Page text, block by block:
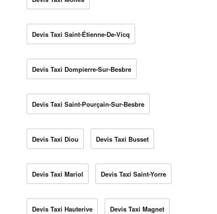
Devis Taxi Saint-Étienne-De-Vicq
Devis Taxi Dompierre-Sur-Besbre
Devis Taxi Saint-Pourçain-Sur-Besbre
Devis Taxi Diou Devis Taxi Busset
Devis Taxi Mariol Devis Taxi Saint-Yorre
Devis Taxi Hauterive Devis Taxi Magnet